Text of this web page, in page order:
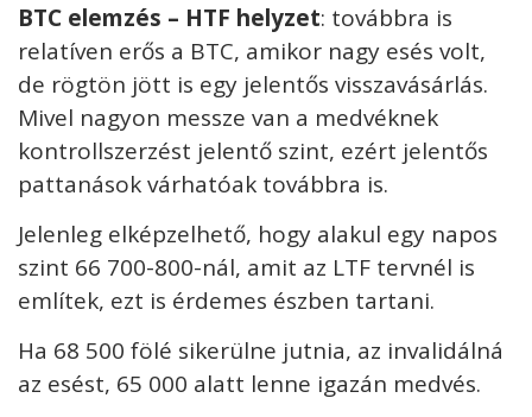
BTC elemzés – HTF helyzet: továbbra is
relatíven erős a BTC, amikor nagy esés volt,
de rögtön jött is egy jelentős visszavásárlás.
Mivel nagyon messze van a medvéknek
kontrollszerzést jelentő szint, ezért jelentős
pattanások várhatóak továbbra is.
Jelenleg elképzelhető, hogy alakul egy napos
szint 66 700-800-nál, amit az LTF tervnél is
említek, ezt is érdemes észben tartani.
Ha 68 500 fölé sikerülne jutnia, az invalidálná
az esést, 65 000 alatt lenne igazán medvés.